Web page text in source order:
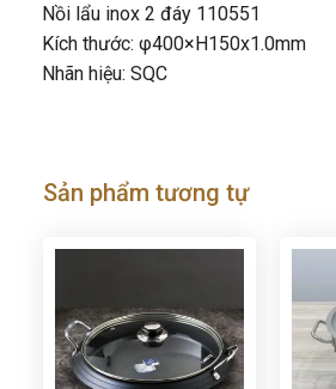
Nồi lẩu inox 2 đáy 110551
Kích thước: φ400×H150x1.0mm
Nhãn hiệu: SQC
Sản phẩm tương tự